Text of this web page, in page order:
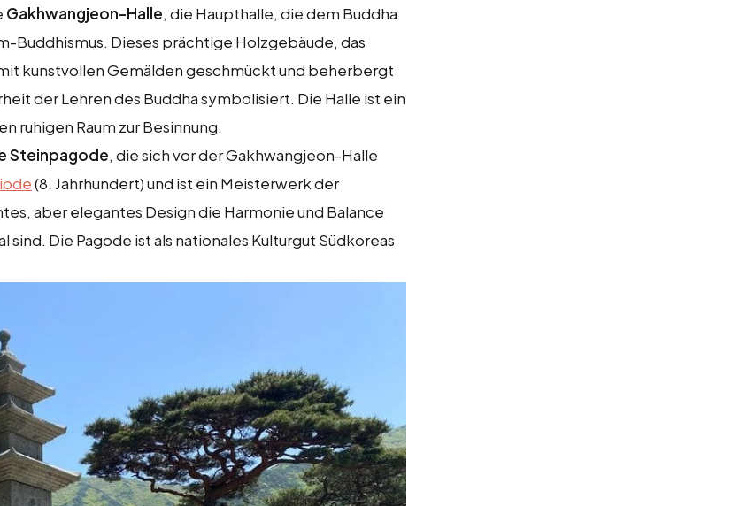
Gakhwangjeon-Halle, die Haupthalle, die dem Buddha
Buddhismus. Dieses prächtige Holzgebäude, das
kunstvollen Gemälden geschmückt und beherbergt
der Lehren des Buddha symbolisiert. Die Halle ist ein
ruhigen Raum zur Besinnung.
Steinpagode, die sich vor der Gakhwangjeon-Halle
(8. Jahrhundert) und ist ein Meisterwerk der
aber elegantes Design die Harmonie und Balance
Die Pagode ist als nationales Kulturgut Südkoreas